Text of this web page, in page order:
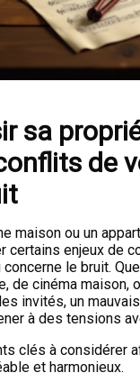
sa
de
maison ou un
certains enjeux de
le bruit.
de cinéma maison,
invités, un
à des tensions
clés à considérer
et harmonieux.